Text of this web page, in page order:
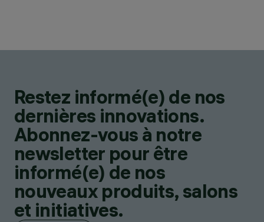
Restez informé(e) de nos
dernières innovations.
Abonnez-vous à notre
newsletter pour être
informé(e) de nos
nouveaux produits, salons
et initiatives.